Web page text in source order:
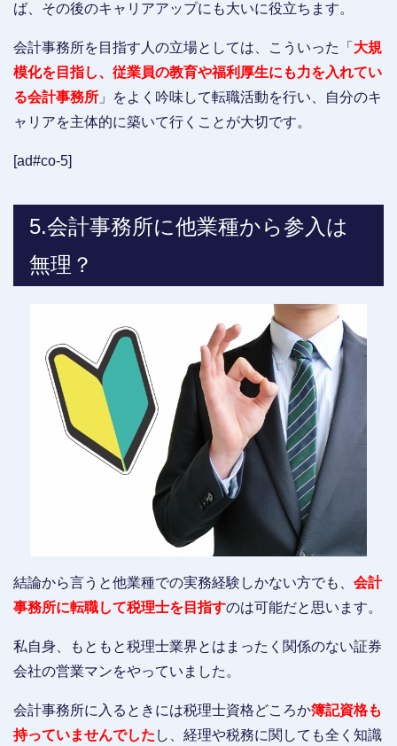
ば、その後のキャリアアップにも大いに役立ちます。
会計事務所を目指す人の立場としては、こういった「 大規
模化を目指し、従業員の教育や福利厚生にも力を入れてい
る会計事務所 」をよく吟味して転職活動を行い、自分のキ
ャリアを主体的に築いて行くことが大切です。
[ad#co-5]
5.会計事務所に他業種から参入は
無理？
結論から言うと他業種での実務経験しかない方でも、 会計
事務所に転職して税理士を目指すのは可能だと思います。
私自身、もともと税理士業界とはまったく関係のない証券
会社の営業マンをやっていました。
会計事務所に入るときには税理士資格どころか簿記資格も
持っていませんでした し、経理や税務に関しても全く知識